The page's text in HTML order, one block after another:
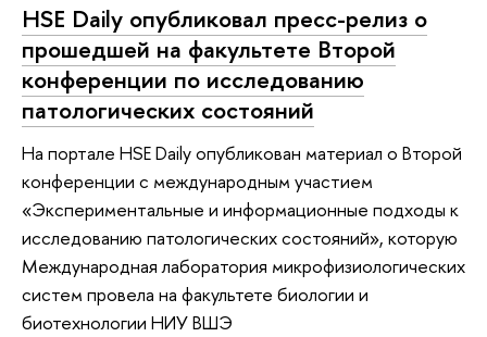
HSE Daily опубликовал пресс-релиз о
прошедшей на факультете Второй
конференции по исследованию
патологических состояний
На портале HSE Daily опубликован материал о Второй
конференции с международным участием
«Экспериментальные и информационные подходы к
исследованию патологических состояний», которую
Международная лаборатория микрофизиологических
систем провела на факультете биологии и
биотехнологии НИУ ВШЭ